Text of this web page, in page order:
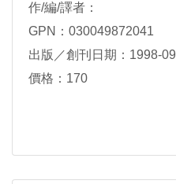
作/編/譯者：
GPN：030049872041
出版／創刊日期：1998-09
價格：170